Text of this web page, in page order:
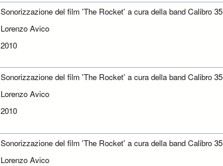
Sonorizzazione del film 'The Rocket' a cura della band Calibro 35
Lorenzo Avico
2010
Sonorizzazione del film 'The Rocket' a cura della band Calibro 35
Lorenzo Avico
2010
Sonorizzazione del film 'The Rocket' a cura della band Calibro 35
Lorenzo Avico